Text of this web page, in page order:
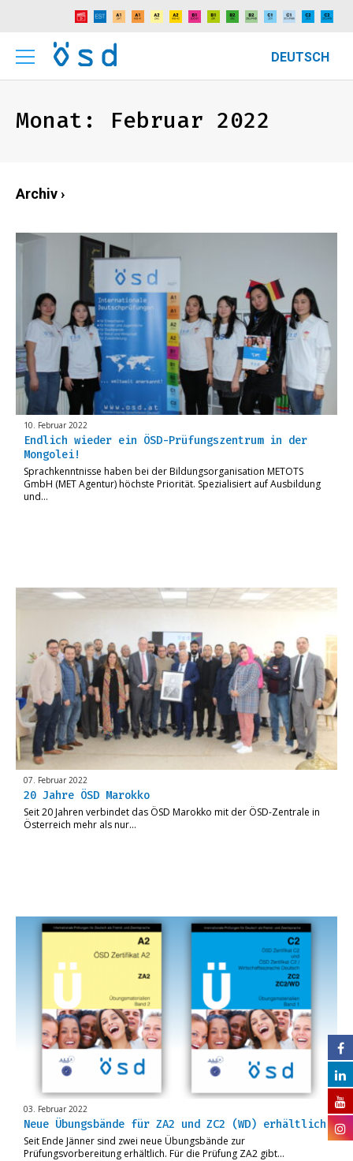
DEUTSCH
Monat: Februar 2022
Archiv
10. Februar 2022
Endlich wieder ein ÖSD-Prüfungszentrum in der
Mongolei!
Sprachkenntnisse haben bei der Bildungsorganisation METOTS
GmbH (MET Agentur) höchste Priorität. Spezialisiert auf Ausbildung
und…
07. Februar 2022
20 Jahre ÖSD Marokko
Seit 20 Jahren verbindet das ÖSD Marokko mit der ÖSD-Zentrale in
Österreich mehr als nur…
03. Februar 2022
Neue Übungsbände für ZA2 und ZC2 (WD) erhältlich
Seit Ende Jänner sind zwei neue Übungsbände zur
Prüfungsvorbereitung erhältlich. Für die Prüfung ZA2 gibt…